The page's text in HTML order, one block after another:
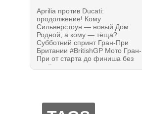
Aprilia против Ducati:
продолжение! Кому
Сильверстоун — новый Дом
Родной, а кому — тёща?
Субботний спринт Гран-При
Британии #BritishGP Мото Гран-
При от старта до финиша без
спойлеров